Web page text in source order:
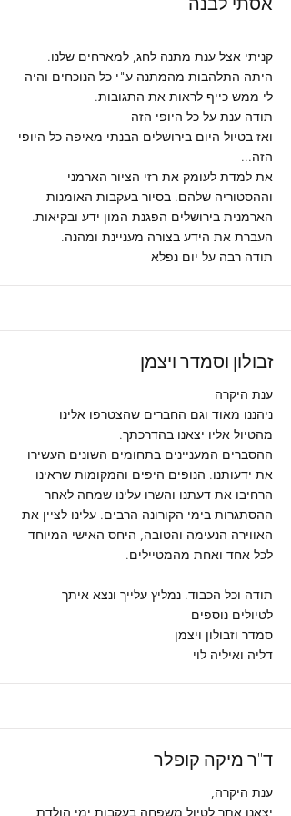
קניתי אצל ענת מתנה לחג, למארחים שלנו.
היתה התלהבות מהמתנה ע"י כל הנוכחים והיה
לי ממש כייף לראות את התגובות.
תודה ענת על כל היופי הזה
ואז בטיול היום בירושלים הבנתי מאיפה כל היופי
הזה...
את למדת לעומק את רזי הציור הארמני
וההסטוריה שלהם. בסיור בעקבות האומנות
הארמנית בירושלים הפגנת המון ידע ובקיאות.
העברת את הידע בצורה מעניינת ומהנה.
תודה רבה על יום נפלא
זבולון וסמדר ויצמן
ענת היקרה
ניהננו מאוד וגם החברים שהצטרפו אלינו
מהטיול אליו יצאנו בהדרכתך.
ההסברים המעניינים בתחומים השונים העשירו
את ידעותנו. הנופים היפים והמקומות שראינו
הרחיבו את דעתנו והשרו עלינו שמחה לאחר
ההסתגרות בימי הקורונה הרבים. עלינו לציין את
האווירה הנעימה והטובה, היחס האישי המיוחד
לכל אחד ואחת מהמטיילים.
תודה וכל הכבוד. נמליץ עלייך ונצא איתך
לטיולים נוספים
סמדר וזבולון ויצמן
דליה ואיליה לוי
ד"ר מיקה קופלר
ענת היקרה,
יצאנו אתך לטיול משפחה בעקבות ימי הולדת